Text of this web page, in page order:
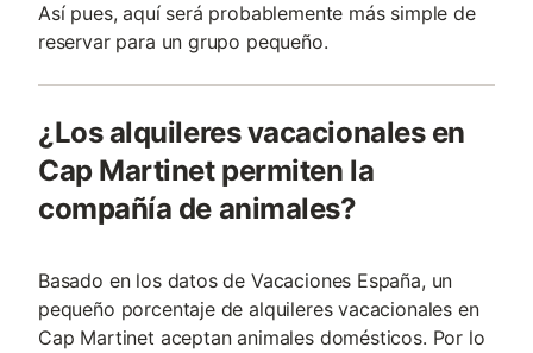
Así pues, aquí será probablemente más simple de
reservar para un grupo pequeño.
¿Los alquileres vacacionales en
Cap Martinet permiten la
compañía de animales?
Basado en los datos de Vacaciones España, un
pequeño porcentaje de alquileres vacacionales en
Cap Martinet aceptan animales domésticos. Por lo